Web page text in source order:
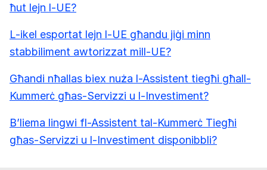
ħut lejn l-UE?
L-ikel esportat lejn l-UE għandu jiġi minn
stabbiliment awtorizzat mill-UE?
Għandi nħallas biex nuża l-Assistent tiegħi għall-
Kummerċ għas-Servizzi u l-Investiment?
B’liema lingwi fl-Assistent tal-Kummerċ Tiegħi
għas-Servizzi u l-Investiment disponibbli?